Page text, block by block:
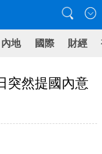
內地 國際 財經
突然提國內意